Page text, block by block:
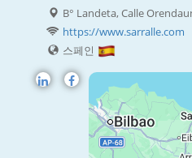
B° Landeta, Calle
https://www.sarralle.com
스페인